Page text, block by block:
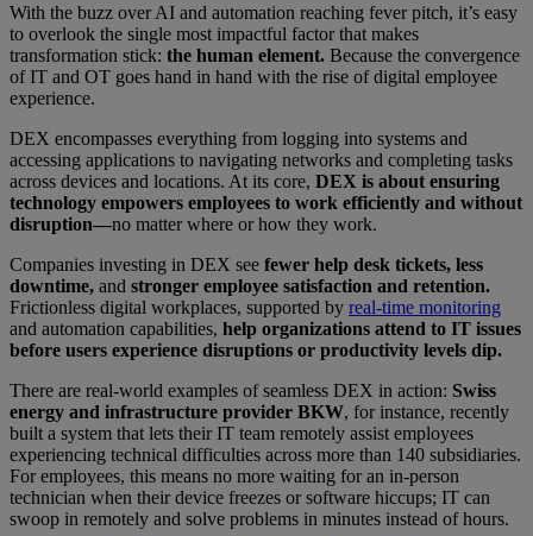
With the buzz over AI and automation reaching fever pitch, it’s easy
to overlook the single most impactful factor that makes
transformation stick: the human element. Because the convergence
of IT and OT goes hand in hand with the rise of digital employee
experience.
DEX encompasses everything from logging into systems and
accessing applications to navigating networks and completing tasks
across devices and locations. At its core, DEX is about ensuring
technology empowers employees to work efficiently and without
disruption—no matter where or how they work.
Companies investing in DEX see fewer help desk tickets, less
downtime, and stronger employee satisfaction and retention.
Frictionless digital workplaces, supported by real-time monitoring
and automation capabilities, help organizations attend to IT issues
before users experience disruptions or productivity levels dip.
There are real-world examples of seamless DEX in action: Swiss
energy and infrastructure provider BKW, for instance, recently
built a system that lets their IT team remotely assist employees
experiencing technical difficulties across more than 140 subsidiaries.
For employees, this means no more waiting for an in-person
technician when their device freezes or software hiccups; IT can
swoop in remotely and solve problems in minutes instead of hours.